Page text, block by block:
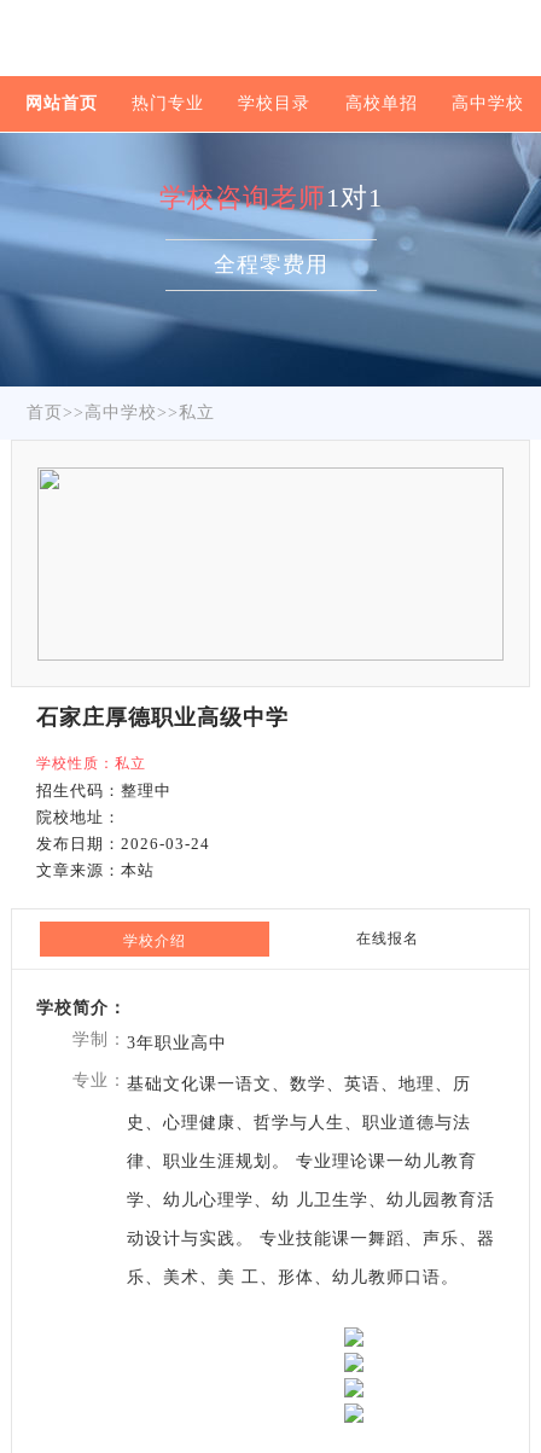
网站首页 热门专业 学校目录 高校单招 高中学校
学校咨询老师1对1
全程零费用
首页 >> 高中学校 >>私立
石家庄厚德职业高级中学
学校性质：私立
招生代码：整理中
院校地址：
发布日期：2026-03-24
文章来源：本站
学校介绍 在线报名
学校简介：
学制： 3年职业高中
专业： 基础文化课一语文、数学、英语、地理、历
史、心理健康、哲学与人生、职业道德与法
律、职业生涯规划。 专业理论课一幼儿教育
学、幼儿心理学、幼 儿卫生学、幼儿园教育活
动设计与实践。 专业技能课一舞蹈、声乐、器
乐、美术、美 工、形体、幼儿教师口语。